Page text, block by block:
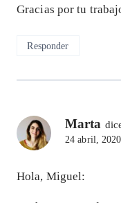
Gracias por tu
Responder
Marta
24 abril,
Hola, Miguel: